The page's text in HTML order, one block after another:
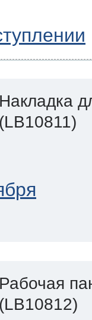
Накладка
(LB10811)
Рабочая
(LB10812)